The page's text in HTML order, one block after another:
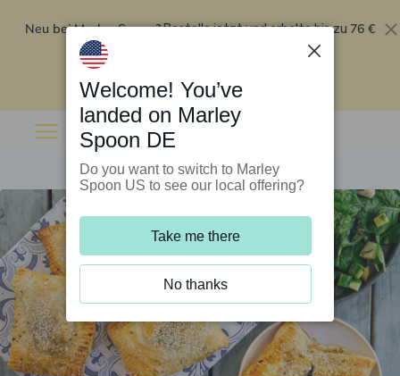
Neu bei Marley Spoon?Bestelle jetzt und erhalte bis zu 76 €
Rabatt auf deine ersten fünf Boxen
Welcome! You’ve
landed on Marley
Spoon DE
Do you want to switch to Marley
Spoon US to see our local offering?
Take me there
No thanks